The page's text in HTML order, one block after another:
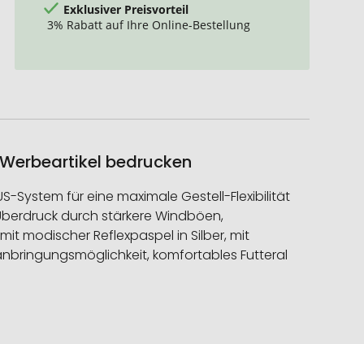
Exklusiver Preisvorteil
3% Rabatt auf Ihre Online-Bestellung
bedrucken
System für eine maximale Gestell-Flexibilität
durch stärkere Windböen,
modischer Reflexpaspel in Silber, mit
komfortables Futteral